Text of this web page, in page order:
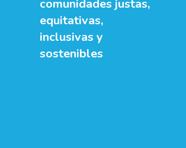
comunidades justas,
equitativas,
inclusivas y
sostenibles